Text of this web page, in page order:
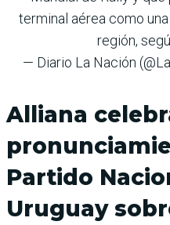
terminal aérea como
región,
— Diario La Nación
Alliana
Partido
Uruguay